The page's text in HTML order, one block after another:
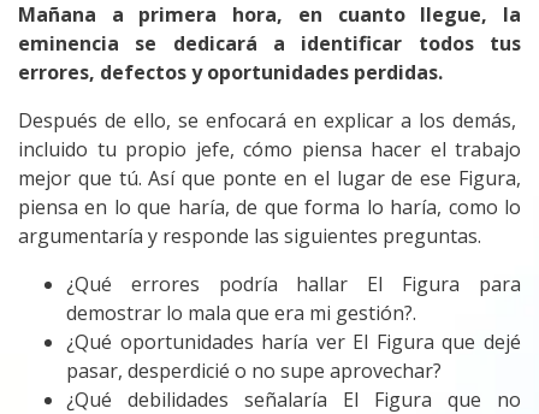
Mañana a primera hora, en cuanto llegue, la
eminencia se dedicará a identificar todos tus
errores, defectos y oportunidades perdidas.
Después de ello, se enfocará en explicar a los demás,
incluido tu propio jefe, cómo piensa hacer el trabajo
mejor que tú. Así que ponte en el lugar de ese Figura,
piensa en lo que haría, de que forma lo haría, como lo
argumentaría y responde las siguientes preguntas.
¿Qué errores podría hallar El Figura para
demostrar lo mala que era mi gestión?.
¿Qué oportunidades haría ver El Figura que dejé
pasar, desperdicié o no supe aprovechar?
¿Qué debilidades señalaría El Figura que no